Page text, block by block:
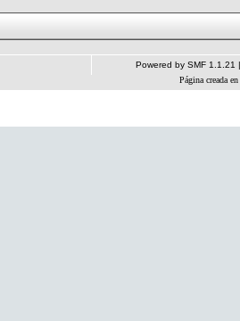
Powered by SMF 1.1.21
Página creada